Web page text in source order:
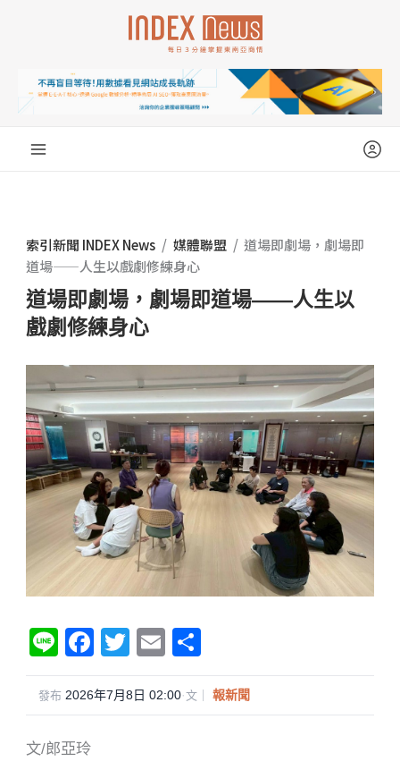
索引新聞 INDEX News / 媒體聯盟 / 道場即劇場，劇場即
道場——人生以戲劇修練身心
道場即劇場，劇場即道場——人生以
戲劇修練身心
Li
n
e
F
a
c
T
wi
tt
E
m
ail
享
發布 2026年7月8日 02:00·文｜ 報新聞
文/郎亞玲